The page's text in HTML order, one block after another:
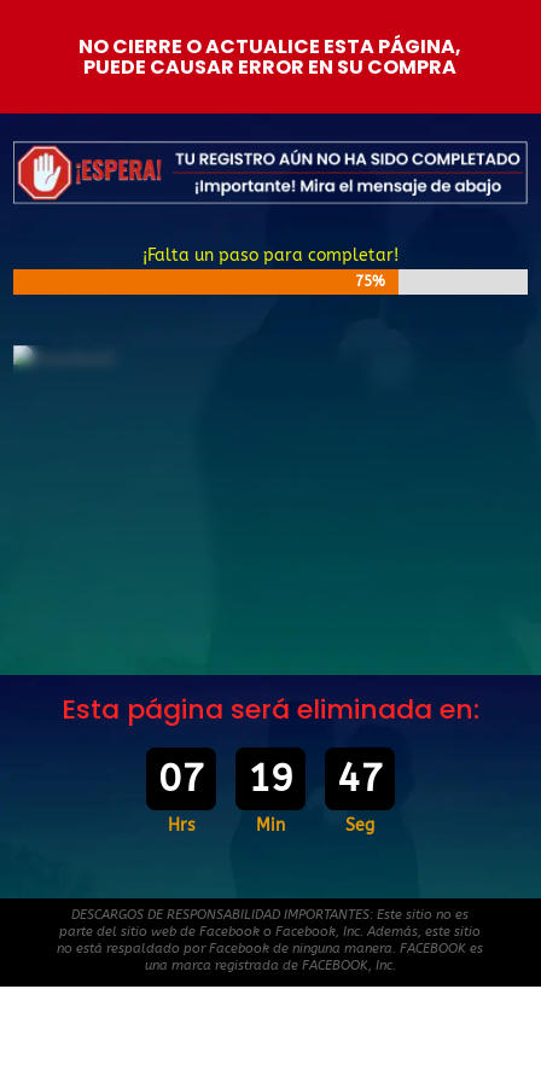
NO CIERRE O ACTUALICE ESTA PÁGINA,
PUEDE CAUSAR ERROR EN SU COMPRA
¡Falta un paso para completar!
75%
75%
Esta página será eliminada en:
07
Hrs
19
Min
47
Seg
DESCARGOS DE RESPONSABILIDAD IMPORTANTES: Este sitio no es
parte del sitio web de Facebook o Facebook, Inc. Además, este sitio
no está respaldado por Facebook de ninguna manera. FACEBOOK es
una marca registrada de FACEBOOK, Inc.